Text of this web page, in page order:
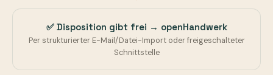
✅ Disposition gibt frei → openHandwerk
Per strukturierter E-Mail/Datei-Import oder freigeschalteter
Schnittstelle